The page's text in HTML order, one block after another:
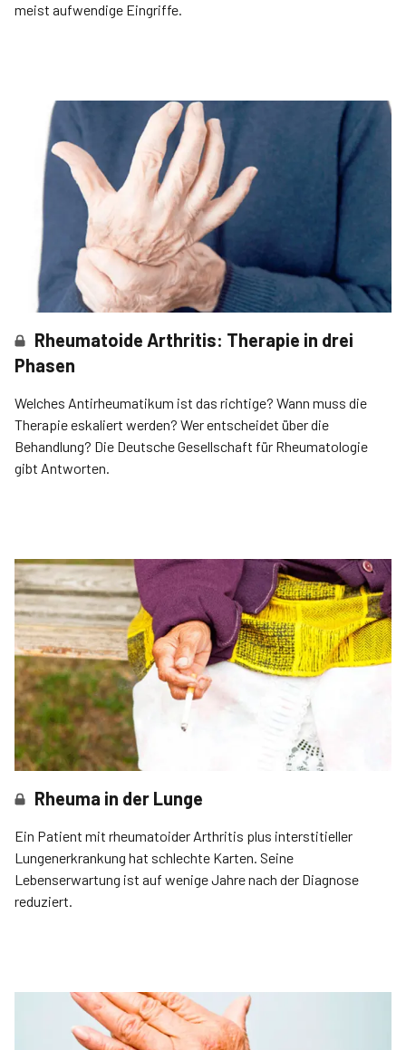
meist aufwendige Eingriffe.
Rheumatoide Arthritis: Therapie in drei
Phasen
Welches Antirheumatikum ist das richtige? Wann muss die
Therapie eskaliert werden? Wer entscheidet über die
Behandlung? Die Deutsche Gesellschaft für Rheumatologie
gibt Antworten.
Rheuma in der Lunge
Ein Patient mit rheumatoider Arthritis plus interstitieller
Lungenerkrankung hat schlechte Karten. Seine
Lebenserwartung ist auf wenige Jahre nach der Dia­gnose
reduziert.